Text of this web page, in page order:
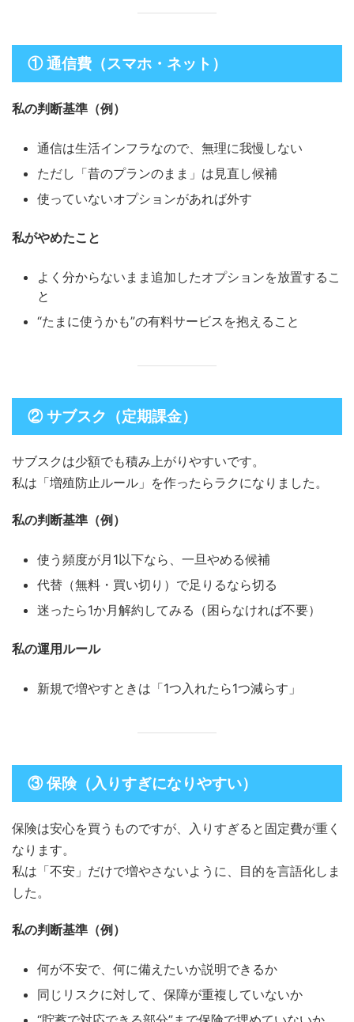
① 通信費（スマホ・ネット）
私の判断基準（例）
通信は生活インフラなので、無理に我慢しない
ただし「昔のプランのまま」は見直し候補
使っていないオプションがあれば外す
私がやめたこと
よく分からないまま追加したオプションを放置するこ
と
“たまに使うかも”の有料サービスを抱えること
② サブスク（定期課金）
サブスクは少額でも積み上がりやすいです。
私は「増殖防止ルール」を作ったらラクになりました。
私の判断基準（例）
使う頻度が月1以下なら、一旦やめる候補
代替（無料・買い切り）で足りるなら切る
迷ったら1か月解約してみる（困らなければ不要）
私の運用ルール
新規で増やすときは「1つ入れたら1つ減らす」
③ 保険（入りすぎになりやすい）
保険は安心を買うものですが、入りすぎると固定費が重く
なります。
私は「不安」だけで増やさないように、目的を言語化しま
した。
私の判断基準（例）
何が不安で、何に備えたいか説明できるか
同じリスクに対して、保障が重複していないか